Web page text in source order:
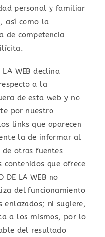
personal y familiar
así como la
de competencia
LA WEB declina
a la
de esta web y no
por nuestro
links que aparecen
la de informar al
de otras fuentes
contenidos que ofrece
DE LA WEB no
del funcionamiento
enlazados; ni sugiere,
a los mismos, por lo
del resultado